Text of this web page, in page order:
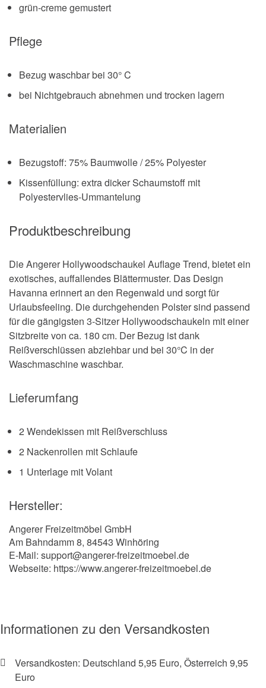
grün-creme gemustert
Pflege
Bezug waschbar bei 30° C
bei Nichtgebrauch abnehmen und trocken lagern
Materialien
Bezugstoff: 75% Baumwolle / 25% Polyester
Kissenfüllung: extra dicker Schaumstoff mit
Polyestervlies-Ummantelung
Produktbeschreibung
Die Angerer Hollywoodschaukel Auflage Trend, bietet ein
exotisches, auffallendes Blättermuster. Das Design
Havanna erinnert an den Regenwald und sorgt für
Urlaubsfeeling. Die durchgehenden Polster sind passend
für die gängigsten 3-Sitzer Hollywoodschaukeln mit einer
Sitzbreite von ca. 180 cm. Der Bezug ist dank
Reißverschlüssen abziehbar und bei 30°C in der
Waschmaschine waschbar.
Lieferumfang
2 Wendekissen mit Reißverschluss
2 Nackenrollen mit Schlaufe
1 Unterlage mit Volant
Hersteller:
Angerer Freizeitmöbel GmbH
Am Bahndamm 8, 84543 Winhöring
E-Mail: support@angerer-freizeitmoebel.de
Webseite: https://www.angerer-freizeitmoebel.de
Informationen zu den Versandkosten
Versandkosten: Deutschland 5,95 Euro, Österreich 9,95
Euro